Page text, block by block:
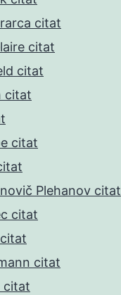
citat
citat
citat
citat
citat
Plehanov citat
citat
citat
citat